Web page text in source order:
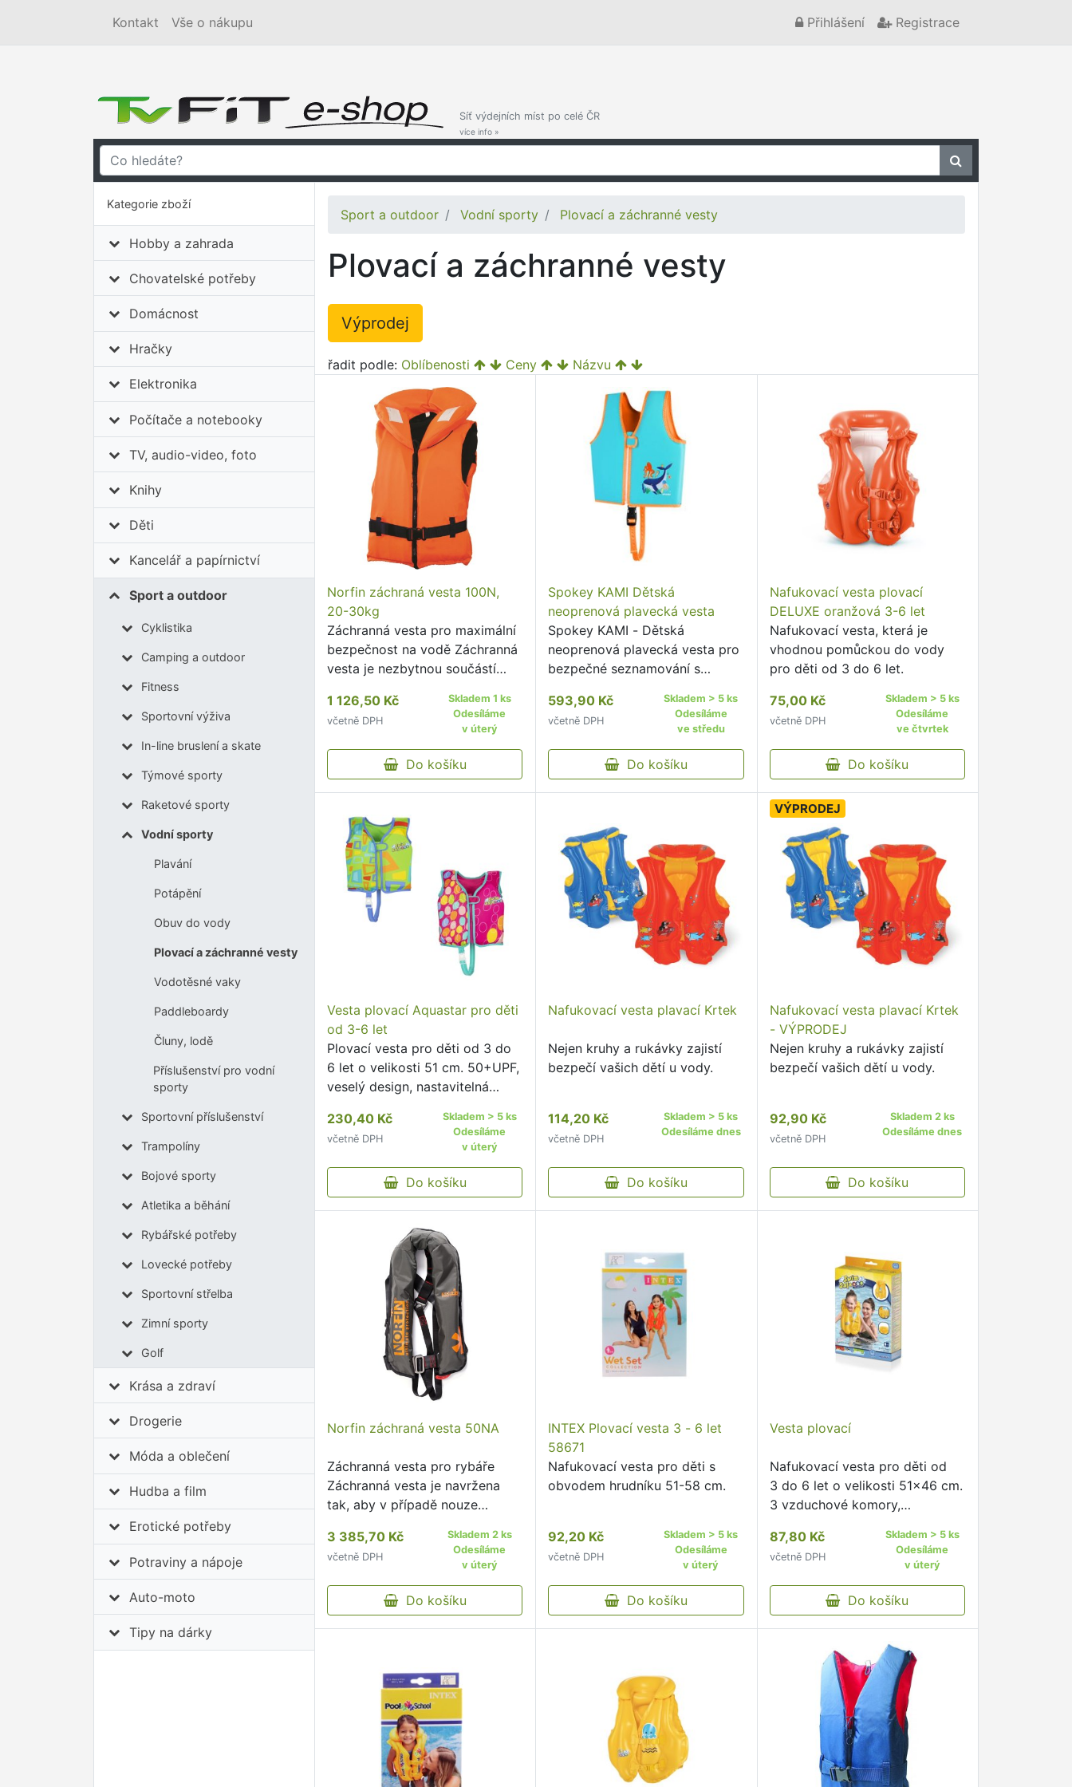
Kontakt Vše o nákupu Přihlášení Registrace
Síť výdejních míst po celé ČR
více info »
Kategorie zboží
Hobby a zahrada
Chovatelské potřeby
Domácnost
Hračky
Elektronika
Počítače a notebooky
TV, audio-video, foto
Knihy
Děti
Kancelář a papírnictví
Sport a outdoor
Cyklistika
Camping a outdoor
Fitness
Sportovní výživa
In-line bruslení a skate
Týmové sporty
Raketové sporty
Vodní sporty
Plavání
Potápění
Obuv do vody
Plovací a záchranné vesty
Vodotěsné vaky
Paddleboardy
Čluny, lodě
Příslušenství pro vodní
sporty
Sportovní příslušenství
Trampolíny
Bojové sporty
Atletika a běhání
Rybářské potřeby
Lovecké potřeby
Sportovní střelba
Zimní sporty
Golf
Krása a zdraví
Drogerie
Móda a oblečení
Hudba a film
Erotické potřeby
Potraviny a nápoje
Auto-moto
Tipy na dárky
Sport a outdoor Vodní sporty Plovací a záchranné vesty
Plovací a záchranné vesty
Výprodej
řadit podle: Oblíbenosti Ceny Názvu
Norfin záchraná vesta 100N,
20-30kg
Záchranná vesta pro maximální
bezpečnost na vodě Záchranná
vesta je nezbytnou součástí
pohybují na vodě.
1 126,50 Kč
včetně DPH
Skladem 1 ks
Odesíláme
v úterý
Do košíku
Spokey KAMI Dětská
neoprenová plavecká vesta
Spokey KAMI - Dětská
neoprenová plavecká vesta pro
bezpečné seznamování s
Spokey KAMI je lehká a
pohodlná pomůcka, navržená
speciálně pro nejmenší plavce a
první krůčky...
593,90 Kč
včetně DPH
Skladem > 5 ks
Odesíláme
ve středu
Do košíku
Nafukovací vesta plovací
DELUXE oranžová 3-6 let
Nafukovací vesta, která je
vhodnou pomůckou do vody
pro děti od 3 do 6 let.
75,00 Kč
včetně DPH
Skladem > 5 ks
Odesíláme
ve čtvrtek
Do košíku
Vesta plovací Aquastar pro děti
od 3-6 let
Plovací vesta pro děti od 3 do
6 let o velikosti 51 cm. 50+UPF,
veselý design, nastavitelná
s automatickým zámkem.
230,40 Kč
včetně DPH
Skladem > 5 ks
Odesíláme
v úterý
Do košíku
Nafukovací vesta plavací Krtek
Nejen kruhy a rukávky zajistí
bezpečí vašich dětí u vody.
114,20 Kč
včetně DPH
Skladem > 5 ks
Odesíláme dnes
Do košíku
VÝPRODEJ
Nafukovací vesta plavací Krtek
- VÝPRODEJ
Nejen kruhy a rukávky zajistí
bezpečí vašich dětí u vody.
92,90 Kč
včetně DPH
Skladem 2 ks
Odesíláme dnes
Do košíku
Norfin záchraná vesta 50NA
Záchranná vesta pro rybáře
Záchranná vesta je navržena
tak, aby v případě nouze
3 385,70 Kč
včetně DPH
Skladem 2 ks
Odesíláme
v úterý
Do košíku
INTEX Plovací vesta 3 - 6 let
58671
Nafukovací vesta pro děti s
obvodem hrudníku 51-58 cm.
92,20 Kč
včetně DPH
Skladem > 5 ks
Odesíláme
v úterý
Do košíku
Vesta plovací
Nafukovací vesta pro děti od
3 do 6 let o velikosti 51×46 cm.
3 vzduchové komory,
nastavitelné přezky.
87,80 Kč
včetně DPH
Skladem > 5 ks
Odesíláme
v úterý
Do košíku